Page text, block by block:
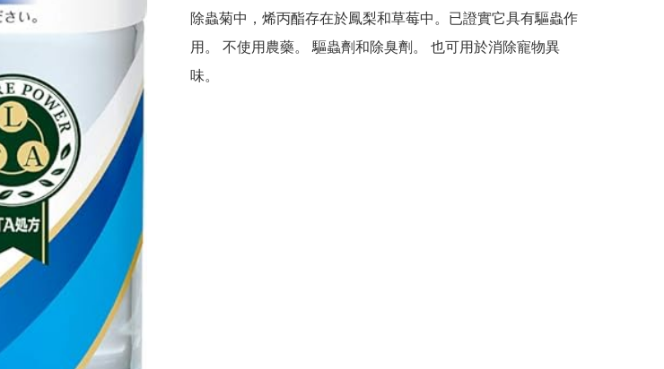
除蟲菊中，烯丙酯存在於鳳梨和草莓中。已證實它具有驅蟲作
用。 不使用農藥。 驅蟲劑和除臭劑。 也可用於消除寵物異
味。